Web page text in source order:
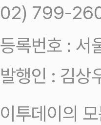
02) 799-
등록번호 :
발행인 : 김상
이투데이의